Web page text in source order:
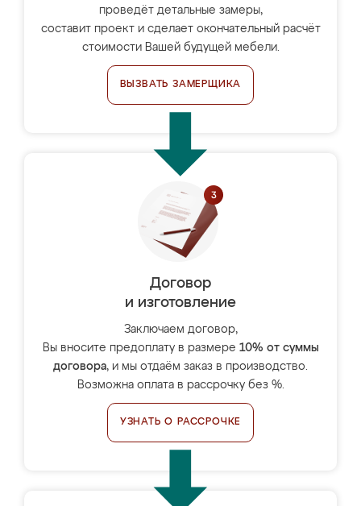
проведёт детальные замеры,
составит проект и сделает окончательный расчёт
стоимости Вашей будущей мебели.
ВЫЗВАТЬ ЗАМЕРЩИКА
Договор
и изготовление
Заключаем договор,
Вы вносите предоплату в размере 10% от суммы
договора, и мы отдаём заказ в производство.
Возможна оплата в рассрочку без %.
УЗНАТЬ О РАССРОЧКЕ